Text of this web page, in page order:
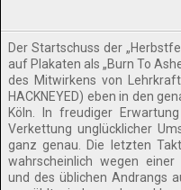
Der Startschuss der
auf Plakaten als „Burn To
des Mitwirkens von
HACKNEYED) eben in den
Köln. In freudiger
Verkettung unglücklicher
ganz genau. Die letzten
wahrscheinlich wegen
und des üblichen Andrangs